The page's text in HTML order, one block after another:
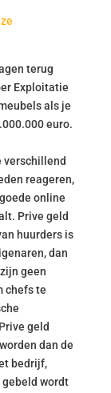
terug
Exploitatie
als je
euro.
verschillend
reageren,
online
Prive geld
huurders is
dan
geen
chefs te
geld
dan de
bedrijf,
gebeld wordt